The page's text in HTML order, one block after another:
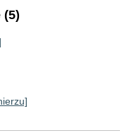
(5)